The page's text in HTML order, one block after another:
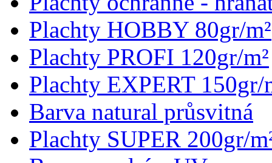
Plachty HOBBY 80gr/m²
Plachty PROFI 120gr/m²
Plachty EXPERT 150gr/
Barva natural průsvitná
Plachty SUPER 200gr/